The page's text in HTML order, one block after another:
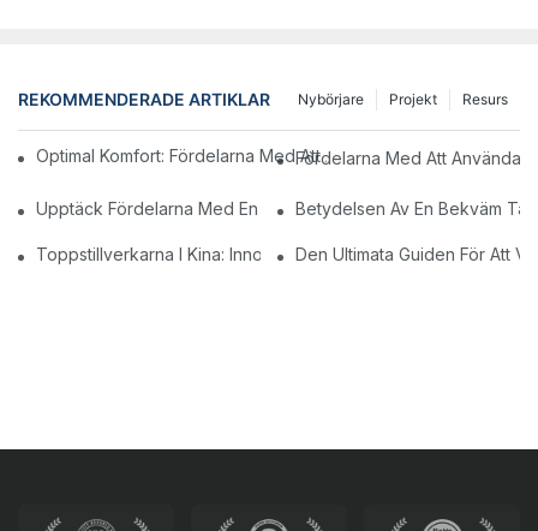
REKOMMENDERADE ARTIKLAR Resurs
Projekt
Nybörjare
Optimal Komfort: Fördelarna Med Att Använda En Ergonomisk
Fördelarna Med Att Använda
Upptäck Fördelarna Med En Ergonomisk Medicinsk Stol För
Betydelsen Av En Bekväm
Toppstillverkarna I Kina: Innovationer Och Kvalitet
Den Ultimata Guiden För Att